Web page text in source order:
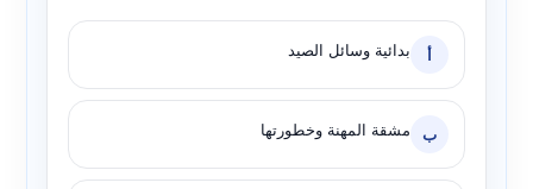
أ بدائية وسائل الصيد
ب مشقة المهنة وخطورتها